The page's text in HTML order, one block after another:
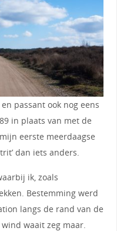
passant ook nog eens
in plaats van met de
eerste meerdaagse
dan iets anders.
ik, zoals
Bestemming werd
langs de rand van de
waait zeg maar.